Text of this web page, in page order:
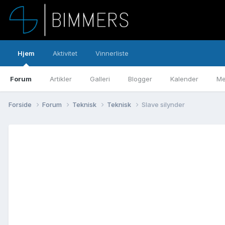
Hjem
Forum Artikler Galleri Blogger Kalender
Aktivitet Vinnerliste
Forside Forum Teknisk Teknisk Slave silynder